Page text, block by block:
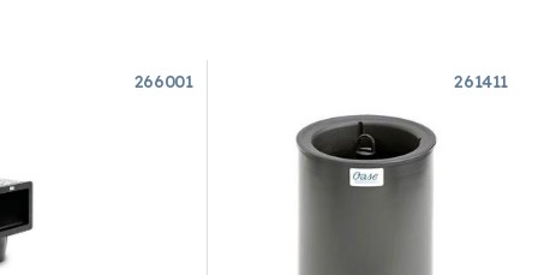
266001 261411